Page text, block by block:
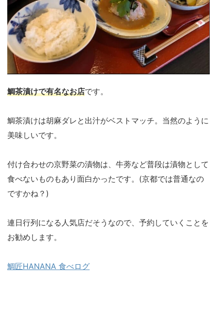
鯛茶漬けで有名なお店です。
鯛茶漬けは胡麻ダレと出汁がベストマッチ。当然のように
美味しいです。
付け合わせの京野菜の漬物は、牛蒡など普段は漬物として
食べないものもあり面白かったです。(京都では普通なの
ですかね？)
連日行列になる人気店だそうなので、予約していくことを
お勧めします。
鯛匠HANANA 食べログ